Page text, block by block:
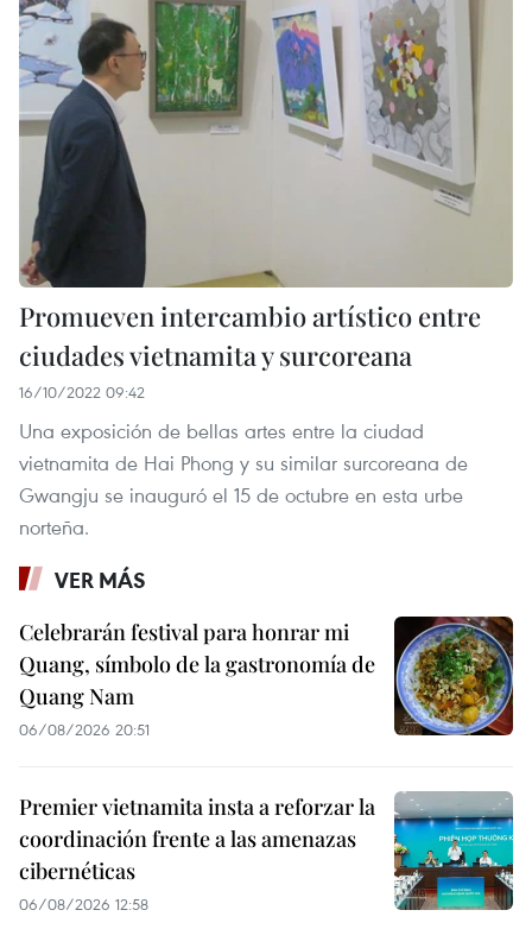
Promueven intercambio artístico entre
ciudades vietnamita y surcoreana
16/10/2022 09:42
Una exposición de bellas artes entre la ciudad
vietnamita de Hai Phong y su similar surcoreana de
Gwangju se inauguró el 15 de octubre en esta urbe
norteña.
VER MÁS
Celebrarán festival para honrar mi
Quang, símbolo de la gastronomía de
Quang Nam
06/08/2026 20:51
Premier vietnamita insta a reforzar la
coordinación frente a las amenazas
cibernéticas
06/08/2026 12:58